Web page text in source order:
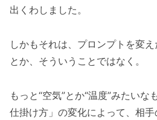
出くわしました。
しかもそれは、プロンプトを変
とか、そういうことではなく。
もっと“空気”とか“温度”みたい
仕掛け方」の変化によって、相手